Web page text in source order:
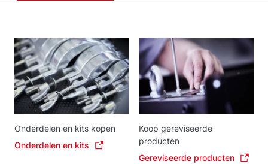
Onderdelen en kits kopen
Onderdelen en kits
Koop gereviseerde
producten
Gereviseerde producten